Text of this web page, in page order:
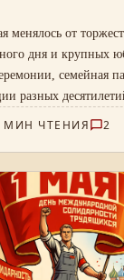
менялось от
дня и крупных
семейная
разных
МИН ЧТЕНИЯ 2